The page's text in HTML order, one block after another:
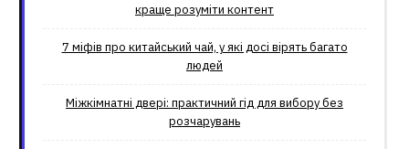
краще розуміти контент
7 міфів про китайський чай, у які досі вірять багато
людей
Міжкімнатні двері: практичний гід для вибору без
розчарувань